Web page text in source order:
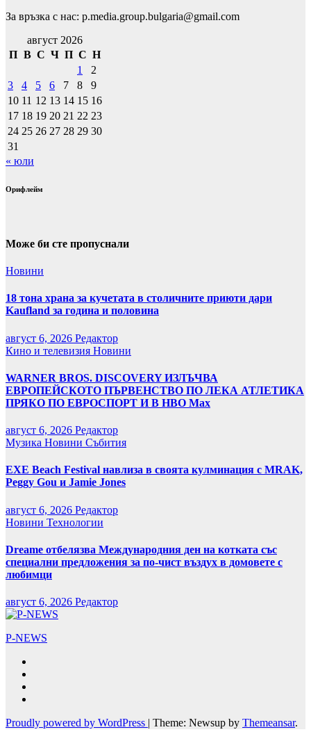
За връзка с нас: p.media.group.bulgaria@gmail.com
август 2026
П В С Ч П С Н
1
2
3
4 5 6 7 8
9
10 11 12 13 14 15 16
17 18 19 20 21 22 23
24 25 26 27 28 29 30
31
« юли
Орифлейм
Може би сте пропуснали
Новини
18 тона храна за кучетата в столичните приюти дари
Kaufland за година и половина
август 6, 2026 Редактор
Кино и телевизия Новини
WARNER BROS. DISCOVERY ИЗЛЪЧВА
ЕВРОПЕЙСКОТО ПЪРВЕНСТВО ПО ЛЕКА АТЛЕТИКА
ПРЯКО ПО ЕВРОСПОРТ И В НВО Мах
август 6, 2026 Редактор
Музика Новини Събития
EXE Beach Festival навлиза в своята кулминация с MRAK,
Peggy Gou и Jamie Jones
август 6, 2026 Редактор
Новини Технологии
Dreame отбелязва Международния ден на котката със
специални предложения за по-чист въздух в домовете с
любимци
август 6, 2026 Редактор
P-NEWS
Proudly powered by WordPress | Theme: Newsup by Themeansar.